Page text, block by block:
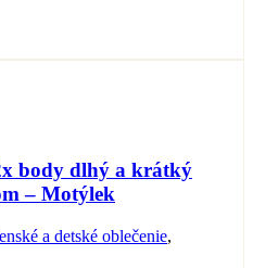
body dlhý a krátký
– Motýlek
a detské oblečenie,